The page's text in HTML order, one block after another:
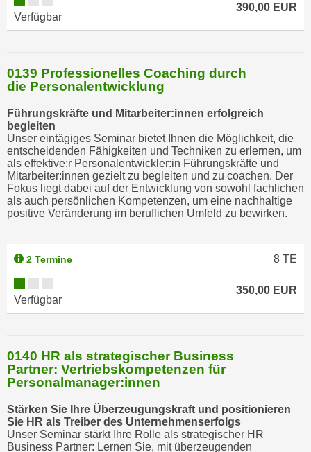
Verfügbar
390,00 EUR
0139 Professionelles Coaching durch
die Personalentwicklung
Führungskräfte und Mitarbeiter:innen erfolgreich
begleiten
Unser eintägiges Seminar bietet Ihnen die Möglichkeit, die
entscheidenden Fähigkeiten und Techniken zu erlernen, um
als effektive:r Personalentwickler:in Führungskräfte und
Mitarbeiter:innen gezielt zu begleiten und zu coachen. Der
Fokus liegt dabei auf der Entwicklung von sowohl fachlichen
als auch persönlichen Kompetenzen, um eine nachhaltige
positive Veränderung im beruflichen Umfeld zu bewirken.
2 Termine 8 TE
Verfügbar
350,00 EUR
0140 HR als strategischer Business
Partner: Vertriebskompetenzen für
Personalmanager:innen
Stärken Sie Ihre Überzeugungskraft und positionieren
Sie HR als Treiber des Unternehmenserfolgs
Unser Seminar stärkt Ihre Rolle als strategischer HR
Business Partner: Lernen Sie, mit überzeugenden